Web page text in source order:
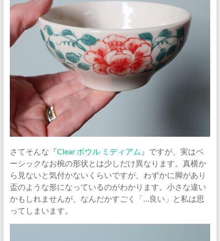
さてそんな『Clear ボウル ミディアム 』ですが、実はベ
ーシックなお椀の形状とは少しだけ異なります。真横か
ら見ないと気付かないくらいですが、わずかに脚があり
盃のような形になっているのがわかります。小さな違い
かもしれませんが、なんだかすごく「…良い」と私は思
ってしまいます。